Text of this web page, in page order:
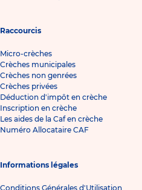
Raccourcis
Micro-crèches
Crèches municipales
Crèches non genrées
Crèches privées
Déduction d'impôt en crèche
Inscription en crèche
Les aides de la Caf en crèche
Numéro Allocataire CAF
Informations légales
Conditions Générales d'Utilisation